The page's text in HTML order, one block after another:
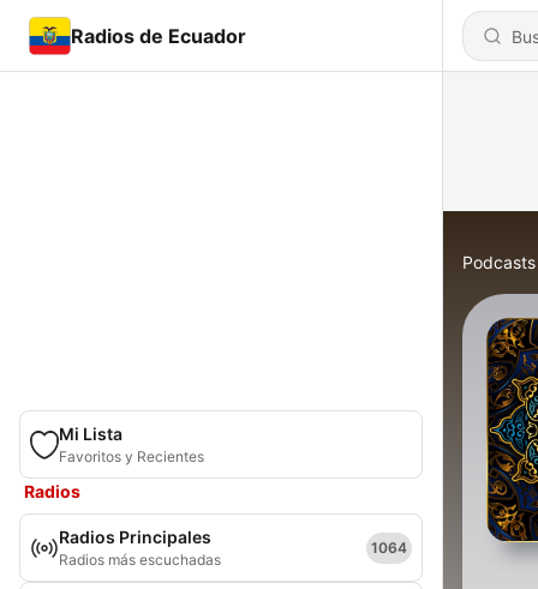
Radios de Ecuador
Mi Lista
Favoritos y Recientes
Radios
Radios Principales
Radios más escuchadas
1064
Podcasts